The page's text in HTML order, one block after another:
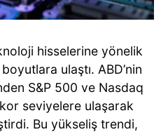
hisselerine yönelik
ulaştı. ABD’nin
S&P 500 ve Nasdaq
seviyelere ulaşarak
Bu yükseliş trendi,